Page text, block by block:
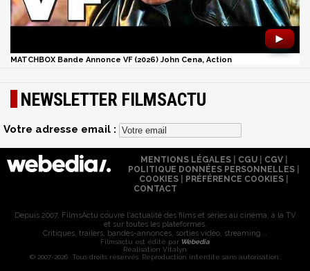
►
MATCHBOX Bande Annonce VF (2026) John Cena, Action
NEWSLETTER FILMSACTU
Votre adresse email :
MENTIONS LÉGALES| CGU| CGV|
POLITIQUE DONNÉES PERSONNELLES
COOKIES
PRÉFÉRENCE COOKIES
CONTACT
Depuis 2007, FilmsActu couvre l'actualité des films et séries au cinéma, à la TV
et sur toutes les plateformes.
Critiques, trailers, bandes-annonces, sorties vidéo, streaming...
Filmsactu est édité par Webedia
Réalisation Vitalyn
© 2007-2026 Tous droits réservés. Reproduction interdite sans autorisation.